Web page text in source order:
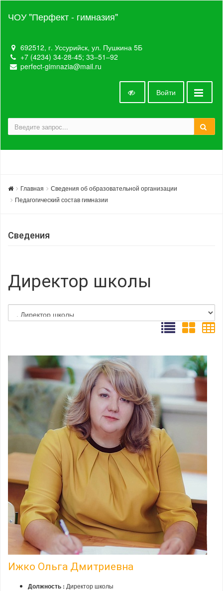
ЧОУ "Перфект - гимназия"
692512, г. Уссурийск, ул. Пушкина 5Б
+7 (4234) 34-28-45; 33‒51‒92
perfect-gimnazia@mail.ru
Войти
Главная
Сведения об образовательной организации
Педагогический состав гимназии
Сведения
Директор школы
Ижко Ольга Дмитриевна
Должность : Директор школы